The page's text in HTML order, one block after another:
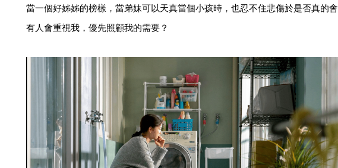
當一個好姊姊的榜樣，當弟妹可以天真當個小孩時，也忍不住悲傷於是否真的會
有人會重視我，優先照顧我的需要？